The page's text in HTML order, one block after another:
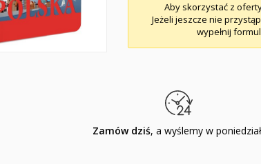
Aby skorzystać z
Jeżeli jeszcze nie
wypełnij
Zamów dziś, a wyślemy w